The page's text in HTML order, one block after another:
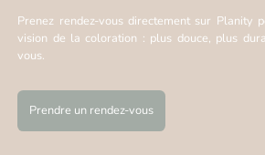
Prenez rendez-vous directement sur Planity
vision de la coloration : plus douce, plus
vous.
Prendre un rendez-vous